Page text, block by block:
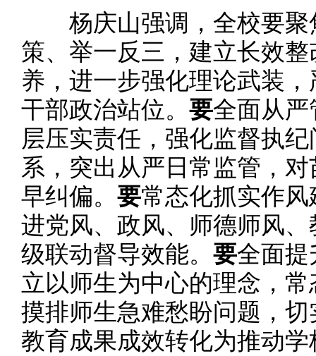
杨庆山强调，全校要聚
策、举一反三，建立长效
养，进一步强化理论武装
干部政治站位。 要全面从严
层压实责任，强化监督执纪
系，突出从严日常监管，
早纠偏。 要常态化抓实作
进党风、政风、师德师风
级联动督导效能。 要全面提
立以师生为中心的理念，
摸排师生急难愁盼问题，
教育成果成效转化为推动